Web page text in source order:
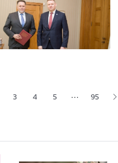
lapaLapa
3 Lapa
4 Lapa
5 … 95